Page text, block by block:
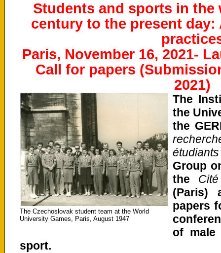
Students and sports in the
century to the present
Paris, November 16, 2021-
Call for papers
2021)
The Czechoslovak student team at the World
University Games, Paris, August 1947
The
the
the
Group
the Cité
(Paris)
papers
of male
sport.